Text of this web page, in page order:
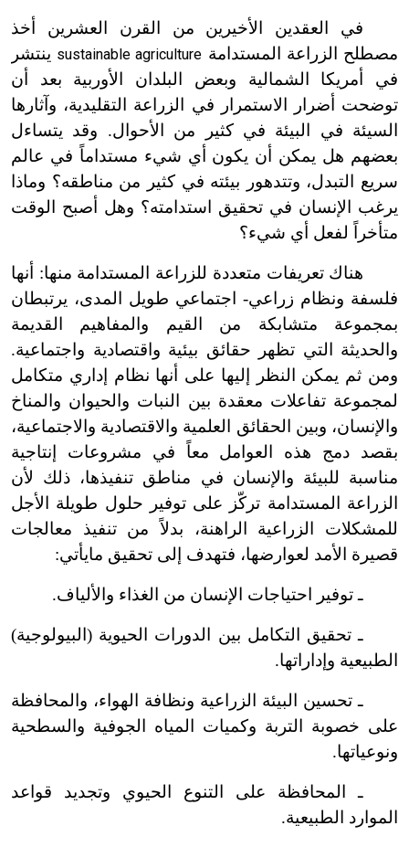
في العقدين الأخيرين من القرن العشرين أخذ
مصطلح الزراعة المستدامة sustainable agriculture ينتشر
في أمريكا الشمالية وبعض البلدان الأوربية بعد أن
توضحت أضرار الاستمرار في الزراعة التقليدية، وآثارها
السيئة في البيئة في كثير من الأحوال. وقد يتساءل
بعضهم هل يمكن أن يكون أي شيء مستداماً في عالم
سريع التبدل، وتتدهور بيئته في كثير من مناطقه؟ وماذا
يرغب الإنسان في تحقيق استدامته؟ وهل أصبح الوقت
متأخراً لفعل أي شيء؟
هناك تعريفات متعددة للزراعة المستدامة منها: أنها
فلسفة ونظام زراعي- اجتماعي طويل المدى، يرتبطان
بمجموعة متشابكة من القيم والمفاهيم القديمة
والحديثة التي تظهر حقائق بيئية واقتصادية واجتماعية.
ومن ثم يمكن النظر إليها على أنها نظام إداري متكامل
لمجموعة تفاعلات معقدة بين النبات والحيوان والمناخ
والإنسان، وبين الحقائق العلمية والاقتصادية والاجتماعية،
بقصد دمج هذه العوامل معاً في مشروعات إنتاجية
مناسبة للبيئة والإنسان في مناطق تنفيذها، ذلك لأن
الزراعة المستدامة تركّز على توفير حلول طويلة الأجل
للمشكلات الزراعية الراهنة، بدلاً من تنفيذ معالجات
قصيرة الأمد لعوارضها، فتهدف إلى تحقيق مايأتي:
ـ توفير احتياجات الإنسان من الغذاء والألياف.
ـ تحقيق التكامل بين الدورات الحيوية (البيولوجية)
الطبيعية وإداراتها.
ـ تحسين البيئة الزراعية ونظافة الهواء، والمحافظة
على خصوبة التربة وكميات المياه الجوفية والسطحية
ونوعياتها.
ـ المحافظة على التنوع الحيوي وتجديد قواعد
الموارد الطبيعية.